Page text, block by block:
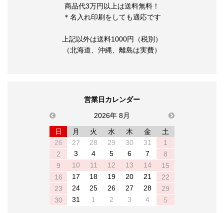
商品代3万円以上は送料無料！
＊名入れ印刷をしても適応です
上記以外は送料1000円（税別）
（北海道、沖縄、離島は実費）
営業日カレンダー
previous
2026年 8月
next
日
月 火 水 木 金
土
26
27 28 29 30 31
1
2
3 4 5 6 7
8
9
10 11 12 13 14
15
16
17 18 19 20 21
22
23
24 25 26 27 28
29
30
31 1 2 3 4 5